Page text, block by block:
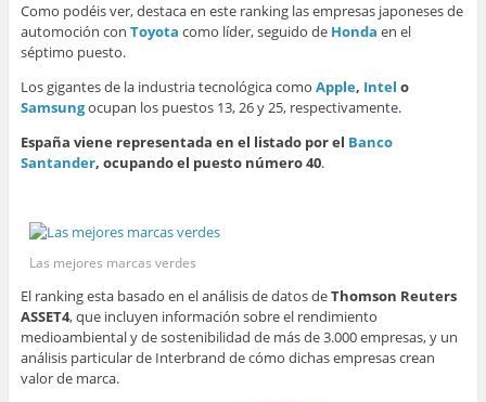
Como podéis ver, destaca en este ranking las empresas japoneses de
automoción con Toyota como líder, seguido de Honda en el
séptimo puesto.
Los gigantes de la industria tecnológica como Apple, Intel o
Samsungocupan los puestos 13, 26 y 25, respectivamente.
España viene representada en el listado por el Banco
Santander, ocupando el puesto número 40.
Las mejores marcas verdes
El ranking esta basado en el análisis de datos deThomson Reuters
ASSET4, que incluyen información sobre el rendimiento
medioambiental y de sostenibilidad de más de 3.000 empresas, y un
análisis particular de Interbrand de cómo dichas empresas crean
valor de marca.